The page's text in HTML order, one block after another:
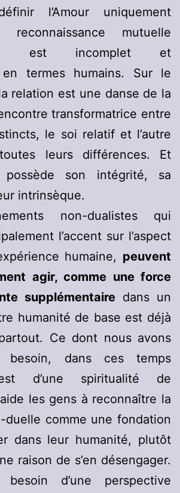
l’Amour uniquement
mutuelle
est incomplet et
en termes humains. Sur le
relation est une danse de la
transformatrice entre
le soi relatif et l’autre
leurs différences. Et
son intégrité, sa
intrinsèque.
non-dualistes qui
l’accent sur l’aspect
humaine, peuvent
agir, comme une force
supplémentaire dans un
humanité de base est déjà
Ce dont nous avons
besoin, dans ces temps
d’une spiritualité de
les gens à reconnaître la
duelle comme une fondation
dans leur humanité, plutôt
raison de s’en désengager.
d’une perspective